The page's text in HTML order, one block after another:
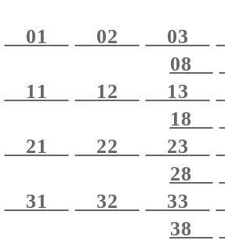
01 02
03
08
11
12
13
18
21
22
23
28
31
32
33
38